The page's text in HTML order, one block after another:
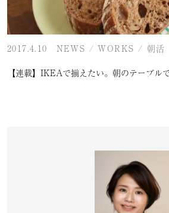
2017.4.10 NEWS /WORKS / 朝活
【連載】IKEAで揃えたい。朝のテーブル